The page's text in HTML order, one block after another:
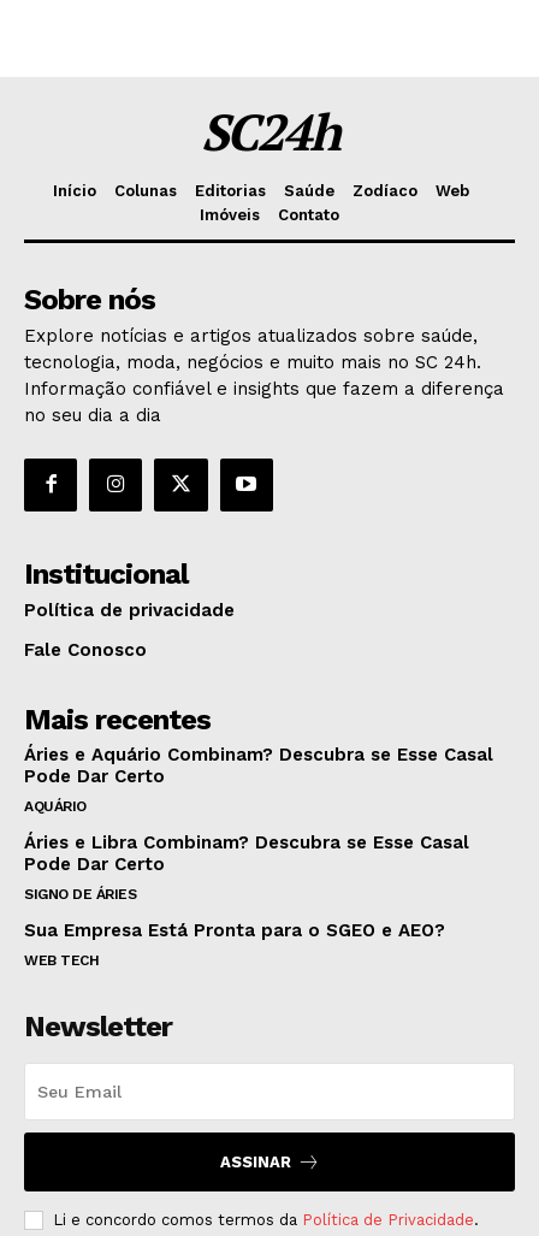
SC24h
Início Colunas Editorias Saúde Zodíaco
Web
Imóveis
Contato
Sobre nós
Explore notícias e artigos atualizados sobre saúde,
tecnologia, moda, negócios e muito mais no SC 24h.
Informação confiável e insights que fazem a diferença
no seu dia a dia
Institucional
Política de privacidade
Fale Conosco
Mais recentes
Áries e Aquário Combinam? Descubra se Esse Casal
Pode Dar Certo
AQUÁRIO
Áries e Libra Combinam? Descubra se Esse Casal
Pode Dar Certo
SIGNO DE ÁRIES
Sua Empresa Está Pronta para o SGEO e AEO?
WEB TECH
Newsletter
ASSINAR
Li e concordo comos termos da Política de Privacidade.